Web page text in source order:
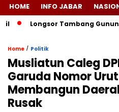
HOME INFO JABAR
Longsor Tambang Gunung
Home / Politik
Musliatun Caleg
Garuda Nomor Urut
Membangun
Rusak